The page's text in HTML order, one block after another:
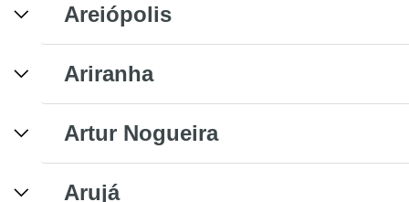
Areiópolis
Ariranha
Artur Nogueira
Arujá